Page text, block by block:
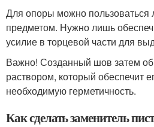
Для опоры можно
предметом. Нужно лишь
усилие в торцевой части для
Важно! Созданный шов затем
раствором, который обеспечит
необходимую герметичность.
Как сделать заменитель